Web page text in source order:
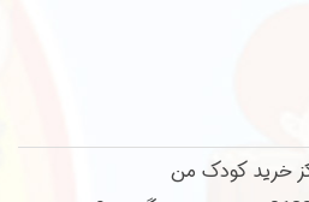
خرید کودک من